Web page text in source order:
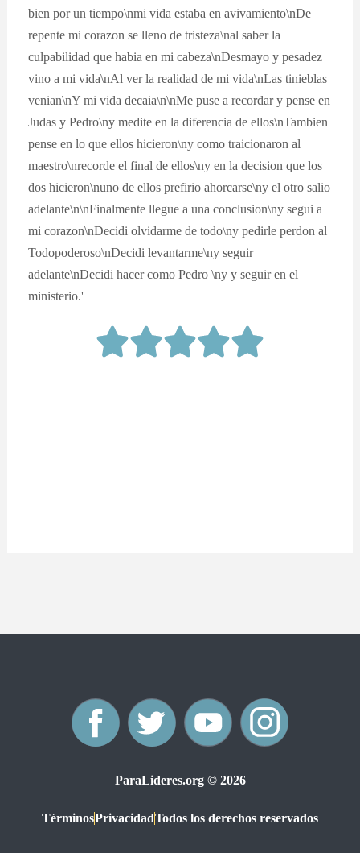
bien por un tiempo\nmi vida estaba en avivamiento\nDe
repente mi corazon se lleno de tristeza\nal saber la
culpabilidad que habia en mi cabeza\nDesmayo y pesadez
vino a mi vida\nAl ver la realidad de mi vida\nLas tinieblas
venian\nY mi vida decaia\n\nMe puse a recordar y pense en
Judas y Pedro\ny medite en la diferencia de ellos\nTambien
pense en lo que ellos hicieron\ny como traicionaron al
maestro\nrecorde el final de ellos\ny en la decision que los
dos hicieron\nuno de ellos prefirio ahorcarse\ny el otro salio
adelante\n\nFinalmente llegue a una conclusion\ny segui a
mi corazon\nDecidi olvidarme de todo\ny pedirle perdon al
Todopoderoso\nDecidi levantarme\ny seguir
adelante\nDecidi hacer como Pedro \ny y seguir en el
ministerio.'
ParaLideres.org © 2026
TérminosPrivacidadTodos los derechos reservados
F
a
c
T
w
i
Y
o
u
I
s